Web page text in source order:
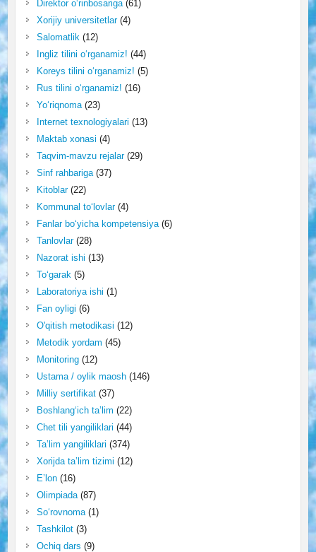
Direktor o‘rinbosariga(61)
Xorijiy universitetlar(4)
Salomatlik(12)
Ingliz tilini o‘rganamiz! (44)
Koreys tilini o‘rganamiz! (5)
Rus tilini o‘rganamiz! (16)
Yo‘riqnoma(23)
Internet texnologiyalari (13)
Maktab xonasi (4)
Taqvim-mavzu rejalar(29)
Sinf rahbariga(37)
Kitoblar(22)
Kommunal to‘lovlar(4)
Fanlar bo‘yicha kompetensiya(6)
Tanlovlar(28)
Nazorat ishi (13)
To‘garak(5)
Laboratoriya ishi (1)
Fan oyligi (6)
O'qitish metodikasi (12)
Metodik yordam (45)
Monitoring(12)
Ustama / oylik maosh(146)
Milliy sertifikat(37)
Boshlang‘ich ta’lim (22)
Chet tili yangiliklari (44)
Ta’lim yangiliklari (374)
Xorijda ta’lim tizimi (12)
E’lon(16)
Olimpiada(87)
So‘rovnoma(1)
Tashkilot(3)
Ochiq dars (9)